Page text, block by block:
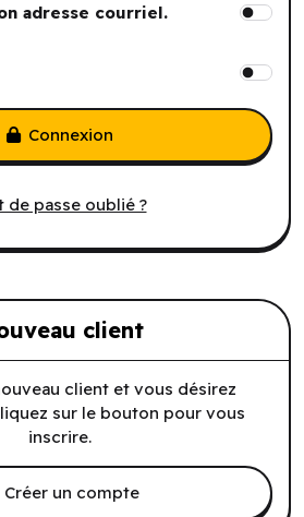
adresse courriel.
de passe oublié ?
Connexion
client
client et vous désirez
sur le bouton pour vous
inscrire.
Créer un compte